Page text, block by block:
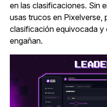
en las clasificaciones. Sin
usas trucos en Pixelverse,
clasificación equivocada y
engañan.